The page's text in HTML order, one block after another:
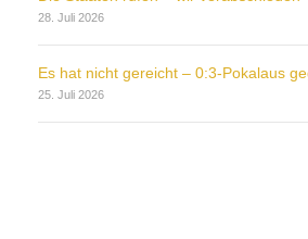
28. Juli 2026
Es hat nicht gereicht – 0:3-Pokalaus
25. Juli 2026